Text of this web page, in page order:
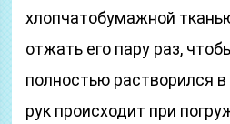
хлопчатобумажной
отжать его пару раз,
полностью растворился
рук происходит при